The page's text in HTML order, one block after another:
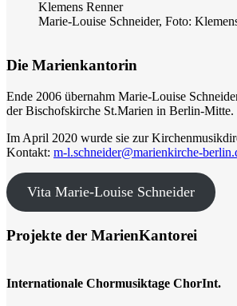
Marie-Louise Schneider, Foto:
Die Marienkantorin
Ende 2006 übernahm Marie-Louise
der Bischofskirche St.Marien in Berlin-Mitte.
Im April 2020 wurde sie zur
Kontakt: m-l.schneider@marienkirche-
Vita Marie-Louise Schneider
Projekte der MarienKantorei
Internationale Chormusiktage ChorInt.